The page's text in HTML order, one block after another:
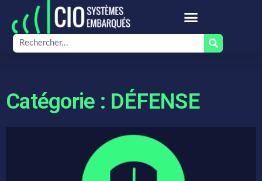
Catégorie : DÉFENSE